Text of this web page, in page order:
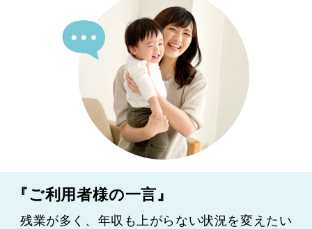
『ご利用者様の一言』
残業が多く、年収も上がらない状況を変えたい